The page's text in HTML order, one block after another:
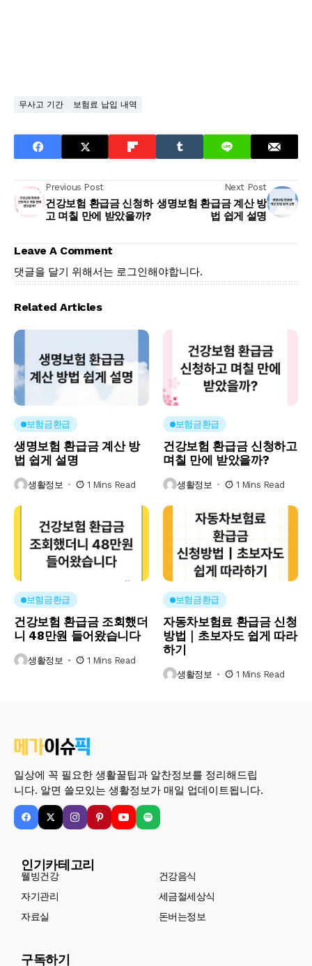
무사고 기간 보험료 납입 내역
Previous Post
건강보험 환급금 신청하
고 며칠 만에 받았을까?
Next Post
생명보험 환급금 계산 방
법 쉽게 설명
Leave A Comment
댓글을 달기 위해서는 로그인해야합니다.
Related Articles
보험금환급
생명보험 환급금 계산 방
법 쉽게 설명
생활정보 1 Mins Read
보험금환급
건강보험 환급금 신청하고
며칠 만에 받았을까?
생활정보 1 Mins Read
보험금환급
건강보험 환급금 조회했더
니 48만원 들어왔습니다
생활정보 1 Mins Read
보험금환급
자동차보험료 환급금 신청
방법｜초보자도 쉽게 따라
하기
생활정보 1 Mins Read
일상에 꼭 필요한 생활꿀팁과 알찬정보를 정리해드립
니다. 알면 쓸모있는 생활정보가 매일 업데이트됩니다.
인기카테고리
웰빙건강
건강음식
자기관리
세금절세상식
자료실
돈버는정보
구독하기